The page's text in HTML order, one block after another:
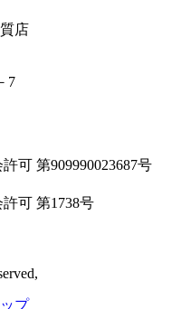
7
可 第909990023687号
可 第1738号